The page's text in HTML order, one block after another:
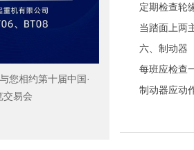
您相约第十届中国·
交易会
定期检查轮缘
当踏面上两主
六、制动器
每班应检查一
制动器应动作